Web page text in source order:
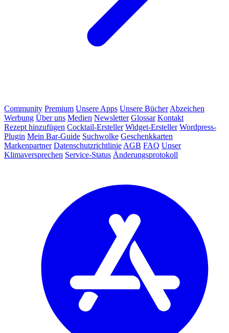
Community Premium Unsere Apps Unsere Bücher Abzeichen
Werbung Über uns Medien Newsletter Glossar Kontakt
Rezept hinzufügen Cocktail-Ersteller Widget-Ersteller Wordpress-
Plugin Mein Bar-Guide Suchwolke Geschenkkarten
Markenpartner Datenschutzrichtlinie AGB FAQ Unser
Klimaversprechen Service-Status Änderungsprotokoll